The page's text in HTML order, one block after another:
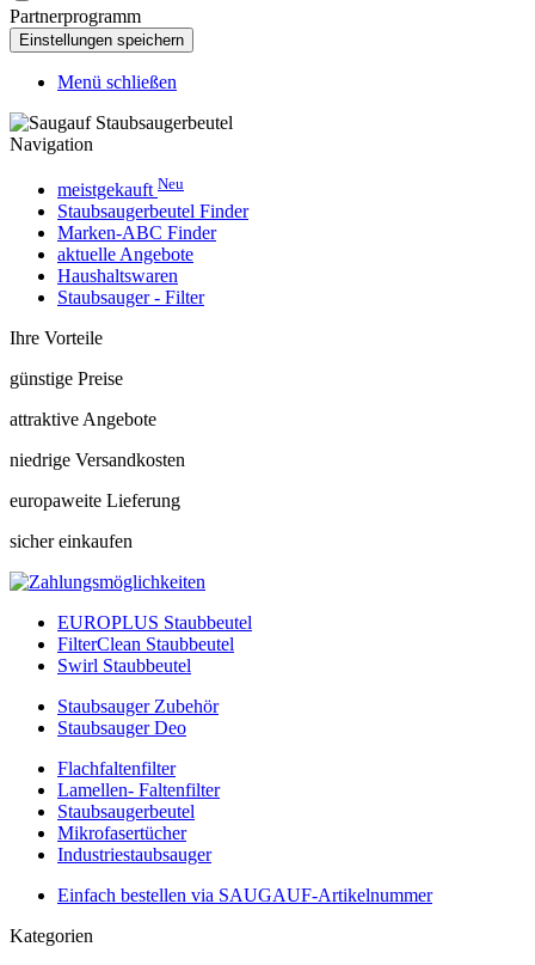
Partnerprogramm
Menü schließen
Navigation
meistgekauft Neu
Staubsaugerbeutel Finder
Marken-ABC Finder
aktuelle Angebote
Haushaltswaren
Staubsauger - Filter
Ihre Vorteile
günstige Preise
attraktive Angebote
niedrige Versandkosten
europaweite Lieferung
sicher einkaufen
EUROPLUS Staubbeutel
FilterClean Staubbeutel
Swirl Staubbeutel
Staubsauger Zubehör
Staubsauger Deo
Flachfaltenfilter
Lamellen- Faltenfilter
Staubsaugerbeutel
Mikrofasertücher
Industriestaubsauger
Einfach bestellen via SAUGAUF-Artikelnummer
Kategorien